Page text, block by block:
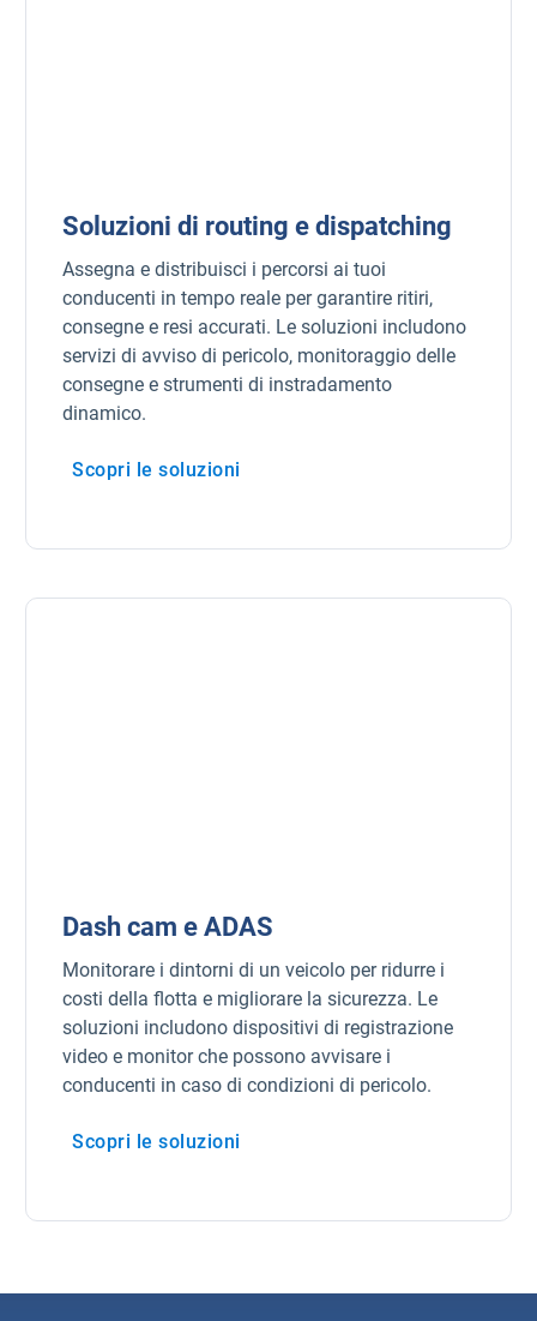
Soluzioni di routing e dispatching
Assegna e distribuisci i percorsi ai tuoi
conducenti in tempo reale per garantire ritiri,
consegne e resi accurati. Le soluzioni includono
servizi di avviso di pericolo, monitoraggio delle
consegne e strumenti di instradamento
dinamico.
Scopri le soluzioniApri in una nuova finestra
Dash cam e ADAS
Monitorare i dintorni di un veicolo per ridurre i
costi della flotta e migliorare la sicurezza. Le
soluzioni includono dispositivi di registrazione
video e monitor che possono avvisare i
conducenti in caso di condizioni di pericolo.
Scopri le soluzioniApri in una nuova finestra